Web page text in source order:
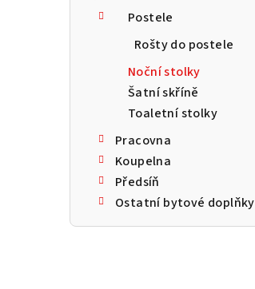
Postele
Rošty do postele
Noční stolky
Šatní skříně
Toaletní stolky
Pracovna
Koupelna
Předsíň
Ostatní bytové doplňky